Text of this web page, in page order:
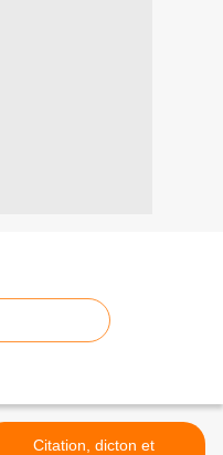
Citation, dicton et